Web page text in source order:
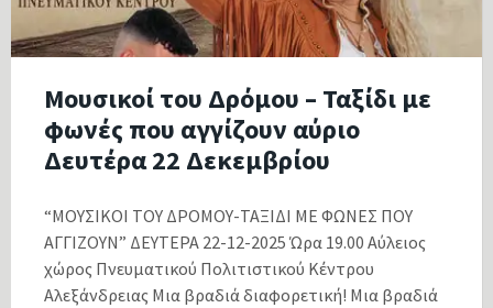
Μουσικοί του Δρόμου – Ταξίδι με
φωνές που αγγίζουν αύριο
Δευτέρα 22 Δεκεμβρίου
“ΜΟΥΣΙΚΟΙ ΤΟΥ ΔΡΟΜΟΥ-ΤΑΞΙΔΙ ΜΕ ΦΩΝΕΣ ΠΟΥ
ΑΓΓΙΖΟΥΝ” ΔΕΥΤΕΡΑ 22-12-2025 Ώρα 19.00 Αύλειος
χώρος Πνευματικού Πολιτιστικού Κέντρου
Αλεξάνδρειας Μια βραδιά διαφορετική! Μια βραδιά